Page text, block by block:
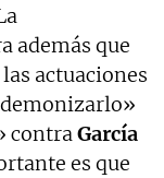
además que
actuaciones
contraGarcía
es que